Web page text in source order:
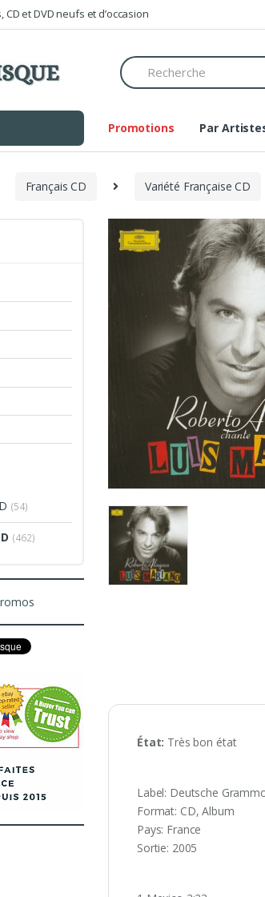
et DVD neufs et d’occasion
Search
for:
Promotions Par
Français CD Variété Française CD
État: Trèsbon état
Label: Deutsche
Format: CD, Album
Pays: France
Sortie: 2005
(54)
(462)